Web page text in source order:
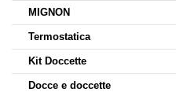
MIGNON
Termostatica
Kit Doccette
Docce e doccette